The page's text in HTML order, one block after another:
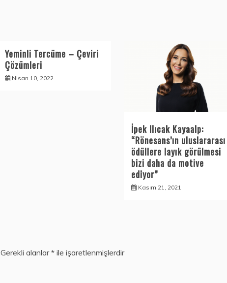
Yeminli Tercüme – Çeviri
Çözümleri
Nisan 10, 2022
İpek Ilıcak Kayaalp:
“Rönesans’ın uluslararası
ödüllere layık görülmesi
bizi daha da motive
ediyor”
Kasım 21, 2021
Gerekli alanlar* ile işaretlenmişlerdir